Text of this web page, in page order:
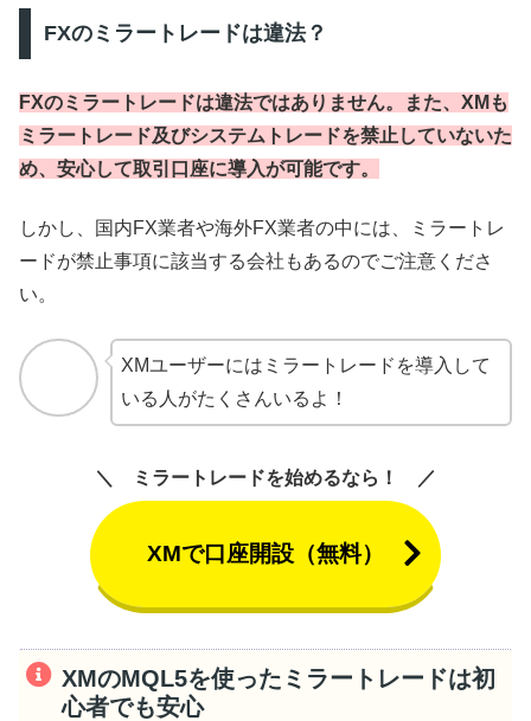
FXのミラートレードは違法？
FXのミラートレードは違法ではありません。また、XMも
ミラートレード及びシステムトレードを禁止していないた
め、安心して取引口座に導入が可能です。
しかし、国内FX業者や海外FX業者の中には、ミラートレ
ードが禁止事項に該当する会社もあるのでご注意くださ
い。
XMユーザーにはミラートレードを導入して
いる人がたくさんいるよ！
ミラートレードを始めるなら！
XMで口座開設（無料）
XMのMQL5を使ったミラートレードは初
心者でも安心